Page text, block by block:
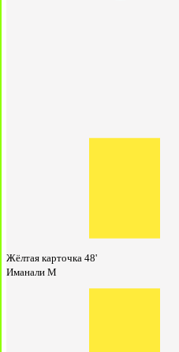
Жёлтая карточка 48'
Иманали М